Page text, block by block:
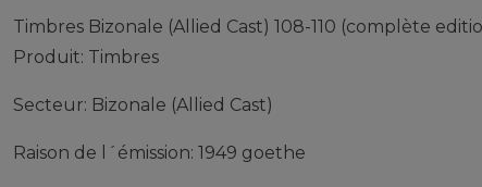
Timbres Bizonale (Allied Cast) 108-110 (complète
Produit: Timbres
Secteur: Bizonale (Allied Cast)
Raison de l´émission: 1949 goethe